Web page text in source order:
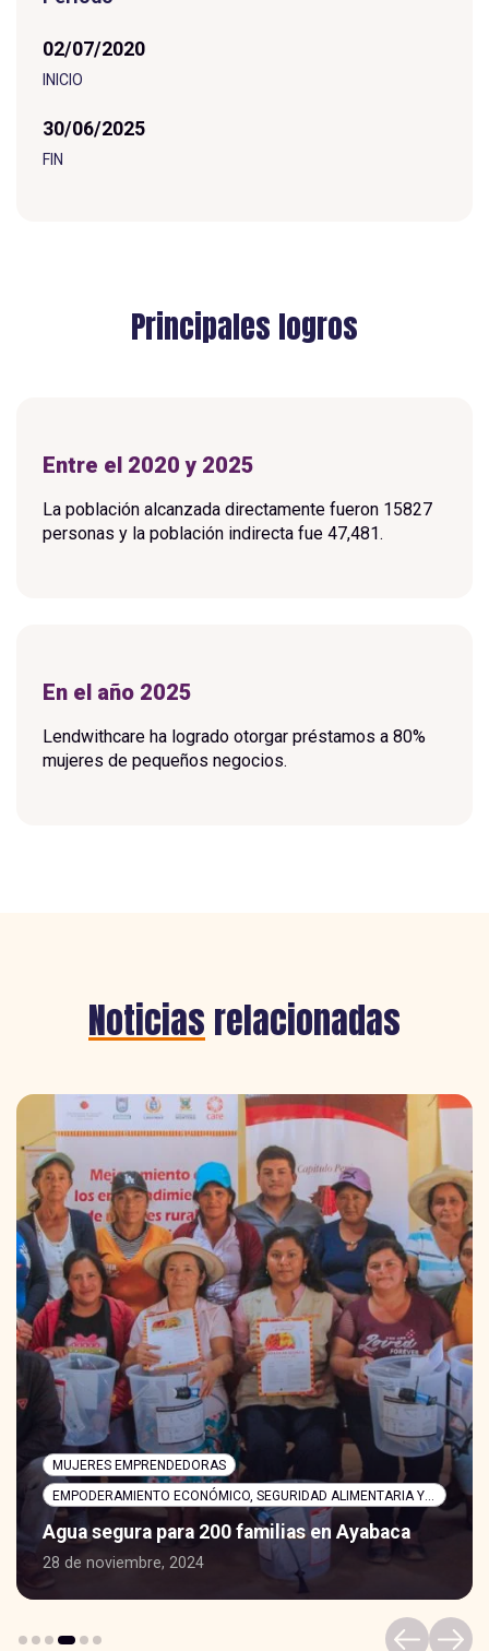
02/07/2020
N CO
30/06/2025
FIN
Principales logros
Entre el 2020 y 2025
La población alcanzada directamente fueron 15827
personas y la población indirecta fue 47,481.
En el año 2025
Lendwithcare ha logrado otorgar préstamos a 80%
mujeres de pequeños negocios.
Noticias relacionadas
MUJERES EMPRENDEDORAS
Agua segura para 200 familias en Ayabaca
28 de noviembre, 2024